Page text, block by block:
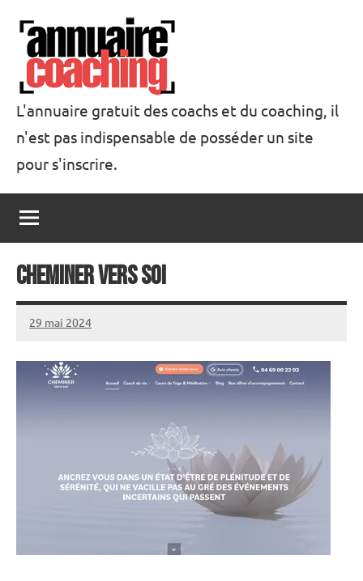
contenu
Annuaire
Coaching
L'annuaire gratuit des coachs et du coaching, il
n'est pas indispensable de posséder un site
pour s'inscrire.
Cheminer vers soi
29 mai 2024
annuairecoaching